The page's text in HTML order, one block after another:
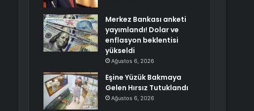
Merkez Bankası anketi
yayımlandı! Dolar ve
enflasyon beklentisi
yükseldi
Ağustos 6, 2026
Eşine Yüzük Bakmaya
Gelen Hırsız Tutuklandı
Ağustos 6, 2026